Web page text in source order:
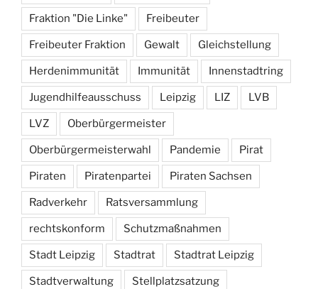
Fraktion "Die Linke" Freibeuter
Freibeuter Fraktion Gewalt Gleichstellung
Herdenimmunität Immunität Innenstadtring
Jugendhilfeausschuss Leipzig LIZ LVB
LVZ Oberbürgermeister
Oberbürgermeisterwahl Pandemie Pirat
Piraten Piratenpartei Piraten Sachsen
Radverkehr Ratsversammlung
rechtskonform Schutzmaßnahmen
Stadt Leipzig Stadtrat Stadtrat Leipzig
Stadtverwaltung Stellplatzsatzung